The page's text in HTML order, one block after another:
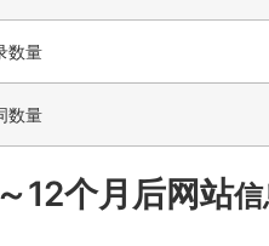
数量
数量
12个月后网站